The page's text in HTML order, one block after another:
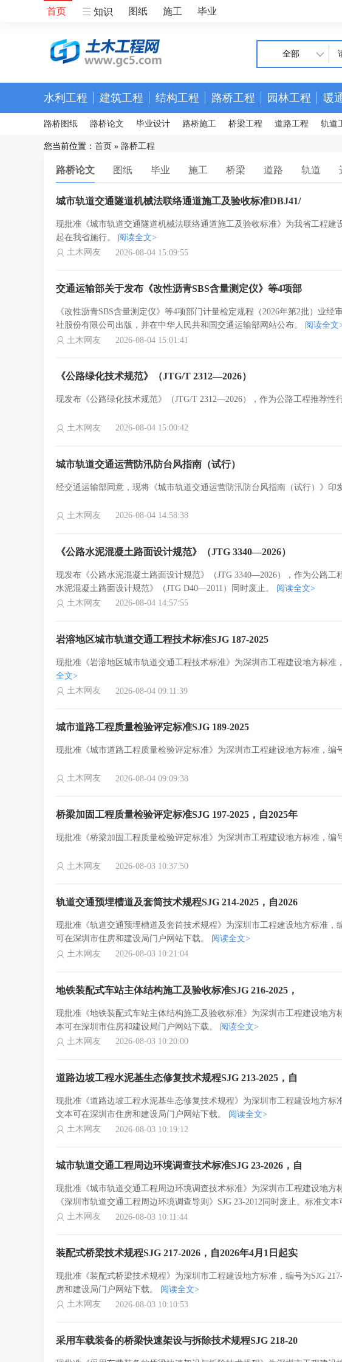
首页 知识 图纸 施工 毕业
全部
水利工程 建筑工程 结构工程 路桥工程 园林工程 暖
路桥图纸 路桥论文 毕业设计 路桥施工 桥梁工程 道路工程 轨道
您当前位置： 首页 » 路桥工程
路桥论文 图纸 毕业 施工 桥梁 道路 轨道
城市轨道交通隧道机械法联络通道施工及验收标准DBJ41/
现批准《城市轨道交通隧道机械法联络通道施工及验收标准》为我省工程建
起在我省施行。 阅读全文>
土木网友
2026-08-04 15:09:55
交通运输部关于发布《改性沥青SBS含量测定仪》等4项部
《改性沥青SBS含量测定仪》等4项部门计量检定规程（2026年第2批）业
社股份有限公司出版，并在中华人民共和国交通运输部网站公布。 阅读全文
土木网友
2026-08-04 15:01:41
《公路绿化技术规范》（JTG/T 2312—2026）
现发布《公路绿化技术规范》（JTG/T 2312—2026），作为公路工程推荐性
土木网友 2026-08-04 15:00:42
城市轨道交通运营防汛防台风指南（试行）
经交通运输部同意，现将《城市轨道交通运营防汛防台风指南（试行）》印
土木网友 2026-08-04 14:58:38
《公路水泥混凝土路面设计规范》（JTG 3340—2026）
现发布《公路水泥混凝土路面设计规范》（JTG 3340—2026），作为公路工
水泥混凝土路面设计规范》（JTG D40—2011）同时废止。 阅读全文>
土木网友
2026-08-04 14:57:55
岩溶地区城市轨道交通工程技术标准SJG 187-2025
现批准《岩溶地区城市轨道交通工程技术标准》为深圳市工程建设地方标准
全文>
土木网友
2026-08-04 09:11:39
城市道路工程质量检验评定标准SJG 189-2025
现批准《城市道路工程质量检验评定标准》为深圳市工程建设地方标准，编
土木网友 2026-08-04 09:09:38
桥梁加固工程质量检验评定标准SJG 197-2025，自2025年
现批准《桥梁加固工程质量检验评定标准》为深圳市工程建设地方标准，编
土木网友 2026-08-03 10:37:50
轨道交通预埋槽道及套筒技术规程SJG 214-2025，自2026
现批准《轨道交通预埋槽道及套筒技术规程》为深圳市工程建设地方标准，
可在深圳市住房和建设局门户网站下载。 阅读全文>
土木网友
2026-08-03 10:21:04
地铁装配式车站主体结构施工及验收标准SJG 216-2025，
现批准《地铁装配式车站主体结构施工及验收标准》为深圳市工程建设地方
本可在深圳市住房和建设局门户网站下载。 阅读全文>
土木网友
2026-08-03 10:20:00
道路边坡工程水泥基生态修复技术规程SJG 213-2025，自
现批准《道路边坡工程水泥基生态修复技术规程》为深圳市工程建设地方标
文本可在深圳市住房和建设局门户网站下载。 阅读全文>
土木网友
2026-08-03 10:19:12
城市轨道交通工程周边环境调查技术标准SJG 23-2026，自
现批准《城市轨道交通工程周边环境调查技术标准》为深圳市工程建设地方
《深圳市轨道交通工程周边环境调查导则》SJG 23-2012同时废止。标准文
土木网友
2026-08-03 10:11:44
装配式桥梁技术规程SJG 217-2026，自2026年4月1日起实
现批准《装配式桥梁技术规程》为深圳市工程建设地方标准，编号为SJG
房和建设局门户网站下载。 阅读全文>
土木网友
2026-08-03 10:10:53
采用车载装备的桥梁快速架设与拆除技术规程SJG 218-20